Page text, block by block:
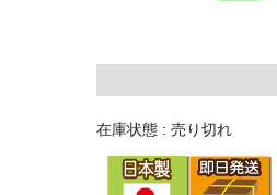
在庫状態 : 売り切れ